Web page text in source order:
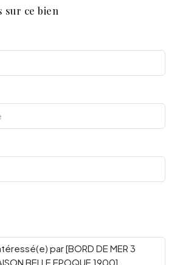
sur ce bien